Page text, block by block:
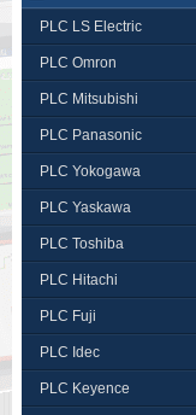
PLC LS Electric
PLC Omron
PLC Mitsubishi
PLC Panasonic
PLC Yokogawa
PLC Yaskawa
PLC Toshiba
PLC Hitachi
PLC Fuji
PLC Idec
PLC Keyence